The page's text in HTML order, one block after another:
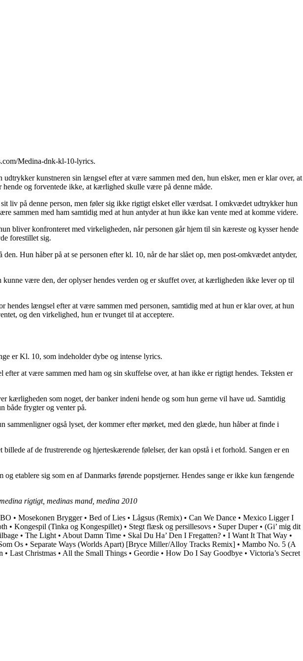
Medina-dnk-kl-10-lyrics.
kunstneren sin længsel efter at være sammen med den, hun elsker, men er klar over, at
og forventede ikke, at kærlighed skulle være på denne måde.
liv på denne person, men føler sig ikke rigtigt elsket eller værdsat. I omkvædet udtrykker hun
sammen med ham samtidig med at hun antyder at hun ikke kan vente med at komme videre.
bliver konfronteret med virkeligheden, når personen går hjem til sin kæreste og kysser hende
forestillet sig.
Hun håber på at se personen efter kl. 10, når de har slået op, men post-omkvædet antyder,
være den, der oplyser hendes verden og er skuffet over, at kærligheden ikke lever op til
længsel efter at være sammen med personen, samtidig med at hun er klar over, at hun
og den virkelighed, hun er tvunget til at acceptere.
er Kl. 10, som indeholder dybe og intense lyrics.
at være sammen med ham og sin skuffelse over, at han ikke er rigtigt hendes. Teksten er
som noget, der banker indeni hende og som hun gerne vil have ud. Samtidig
både frygter og venter på.
også lyset, der kommer efter mørket, med den glæde, hun håber at finde i
af de frustrerende og hjerteskærende følelser, der kan opstå i et forhold. Sangen er en
etablere sig som en af Danmarks førende popstjerner. Hendes sange er ikke kun fængende
rigtigt, medinas mand, medina 2010
• Mosekonen Brygger• Bed of Lies • Lågsus (Remix) • Can We Dance • Mexico Ligger I
• Kongespil (Tinka og Kongespillet) • Stegt flæsk og persillesovs • Super Duper• (Gi’ mig dit
• The Light • About Damn Time • Skal Du Ha’ Den I Fregatten? • I Want It That Way •
Os • Separate Ways (Worlds Apart) [Bryce Miller/Alloy Tracks Remix] • Mambo No. 5 (A
• Last Christmas • All the Small Things • Geordie • How Do I Say Goodbye • Victoria’s Secret